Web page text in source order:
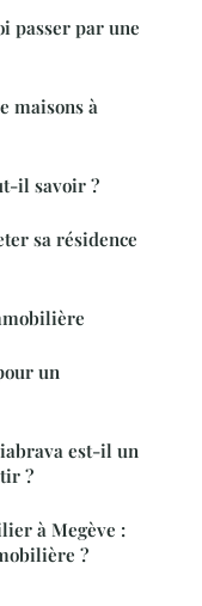
passer par une
maisons à
il savoir ?
sa résidence
un
est-il un
?
à Megève :
?